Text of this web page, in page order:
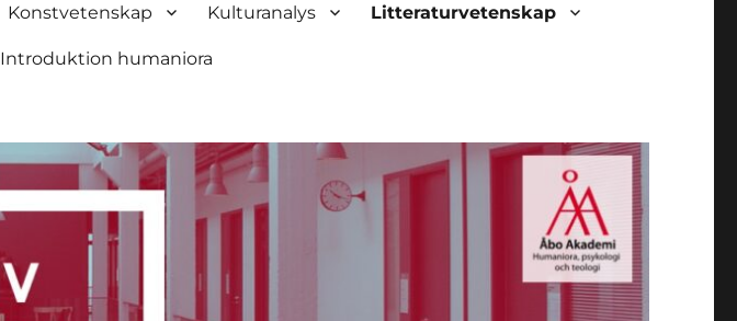
Konstvetenskap Kulturanalys Litteraturvetenskap
Introduktion humaniora